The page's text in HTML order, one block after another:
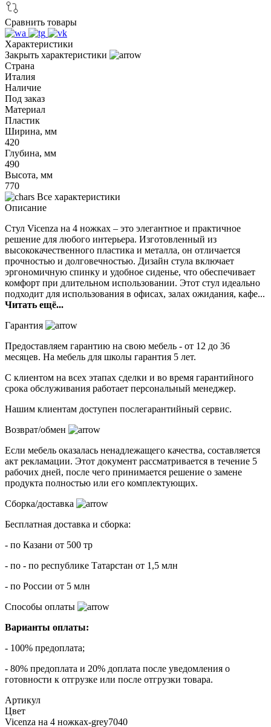
Сравнить товары
Характеристики
Закрыть характеристики
Страна
Италия
Наличие
Под заказ
Материал
Пластик
Ширина, мм
420
Глубина, мм
490
Высота, мм
770
Все характеристики
Описание
Стул Vicenza на 4 ножках – это элегантное и практичное
решение для любого интерьера. Изготовленный из
высококачественного пластика и металла, он отличается
прочностью и долговечностью. Дизайн стула включает
эргономичную спинку и удобное сиденье, что обеспечивает
комфорт при длительном использовании. Этот стул идеально
подходит для использования в офисах, залах ожидания, кафе...
Читать ещё...
Гарантия
Предоставляем гарантию на свою мебель - от 12 до 36
месяцев. На мебель для школы гарантия 5 лет.
С клиентом на всех этапах сделки и во время гарантийного
срока обслуживания работает персональный менеджер.
Нашим клиентам доступен послегарантийный сервис.
Возврат/обмен
Если мебель оказалась ненадлежащего качества, составляется
акт рекламации. Этот документ рассматривается в течение 5
рабочих дней, после чего принимается решение о замене
продукта полностью или его комплектующих.
Сборка/доставка
Бесплатная доставка и сборка:
- по Казани от 500 тр
- по - по республике Татарстан от 1,5 млн
- по России от 5 млн
Способы оплаты
Варианты оплаты:
- 100% предоплата;
- 80% предоплата и 20% доплата после уведомления о
готовности к отгрузке или после отгрузки товара.
Артикул
Цвет
Vicenza на 4 ножках-grey7040